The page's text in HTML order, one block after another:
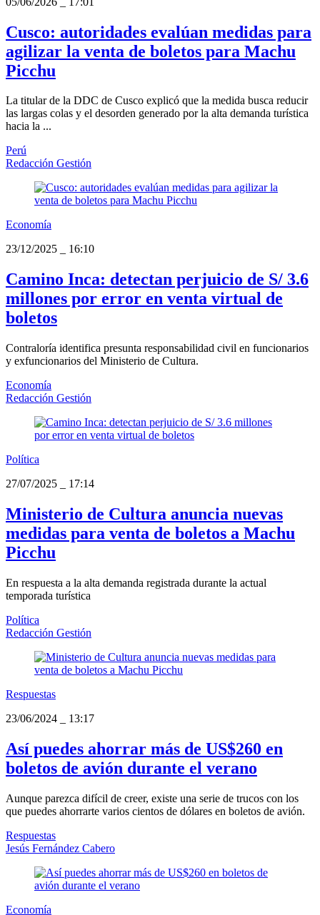
Cusco: autoridades evalúan medidas para
agilizar la venta de boletos para Machu
Picchu
La titular de la DDC de Cusco explicó que la medida busca reducir
las largas colas y el desorden generado por la alta demanda turística
hacia la ...
Perú
Redacción Gestión
Economía
23/12/2025
16:10
Camino Inca: detectan perjuicio de S/ 3.6
millones por error en venta virtual de
boletos
Contraloría identifica presunta responsabilidad civil en funcionarios
y exfuncionarios del Ministerio de Cultura.
Economía
Redacción Gestión
Política
27/07/2025
17:14
Ministerio de Cultura anuncia nuevas
medidas para venta de boletos a Machu
Picchu
En respuesta a la alta demanda registrada durante la actual
temporada turística
Política
Redacción Gestión
Respuestas
23/06/2024
13:17
Así puedes ahorrar más de US$260 en
boletos de avión durante el verano
Aunque parezca difícil de creer, existe una serie de trucos con los
que puedes ahorrarte varios cientos de dólares en boletos de avión.
Respuestas
Jesús Fernández Cabero
Economía